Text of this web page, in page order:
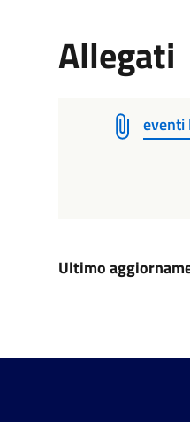
Allegati
eventi
Ultimo